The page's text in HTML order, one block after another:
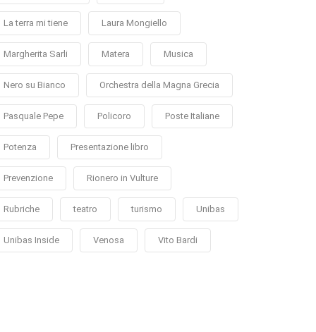
La terra mi tiene Laura Mongiello
Margherita Sarli Matera Musica
Nero su Bianco Orchestra della Magna Grecia
Pasquale Pepe Policoro Poste Italiane
Potenza Presentazione libro
Prevenzione Rionero in Vulture
Rubriche teatro turismo Unibas
Unibas Inside Venosa Vito Bardi